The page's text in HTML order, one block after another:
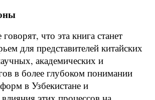
что эта книга станет
для представителей китайских
академических и
в более глубоком понимании
в Узбекистане и